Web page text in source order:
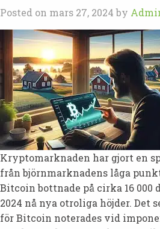
Posted on mars 27, 2024 by
Kryptomarknaden har gjort en
från björnmarknadens låga
Bitcoin bottnade på cirka 16
2024 nå nya otroliga höjder. Det
för Bitcoin noterades vid